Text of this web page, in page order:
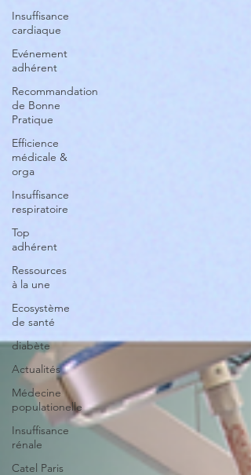
Insuffisance
cardiaque
Evénement
adhérent
Recommandation
de Bonne
Pratique
Efficience
médicale &
orga
Insuffisance
respiratoire
Top
adhérent
Ressources
à la une
Ecosystème
de santé
diabète
Actualités
Médecine
populationelle
Insuffisance
rénale
Catel Paris